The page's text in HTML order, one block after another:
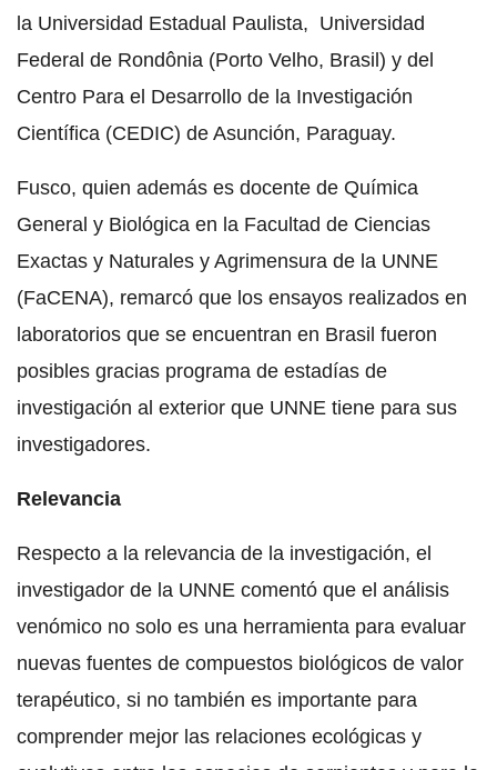
la Universidad Estadual Paulista, Universidad
Federal de Rondônia (Porto Velho, Brasil) y del
Centro Para el Desarrollo de la Investigación
Científica (CEDIC) de Asunción, Paraguay.
Fusco, quien además es docente de Química
General y Biológica en la Facultad de Ciencias
Exactas y Naturales y Agrimensura de la UNNE
(FaCENA), remarcó que los ensayos realizados en
laboratorios que se encuentran en Brasil fueron
posibles gracias programa de estadías de
investigación al exterior que UNNE tiene para sus
investigadores.
Relevancia
Respecto a la relevancia de la investigación, el
investigador de la UNNE comentó que el análisis
venómico no solo es una herramienta para evaluar
nuevas fuentes de compuestos biológicos de valor
terapéutico, si no también es importante para
comprender mejor las relaciones ecológicas y